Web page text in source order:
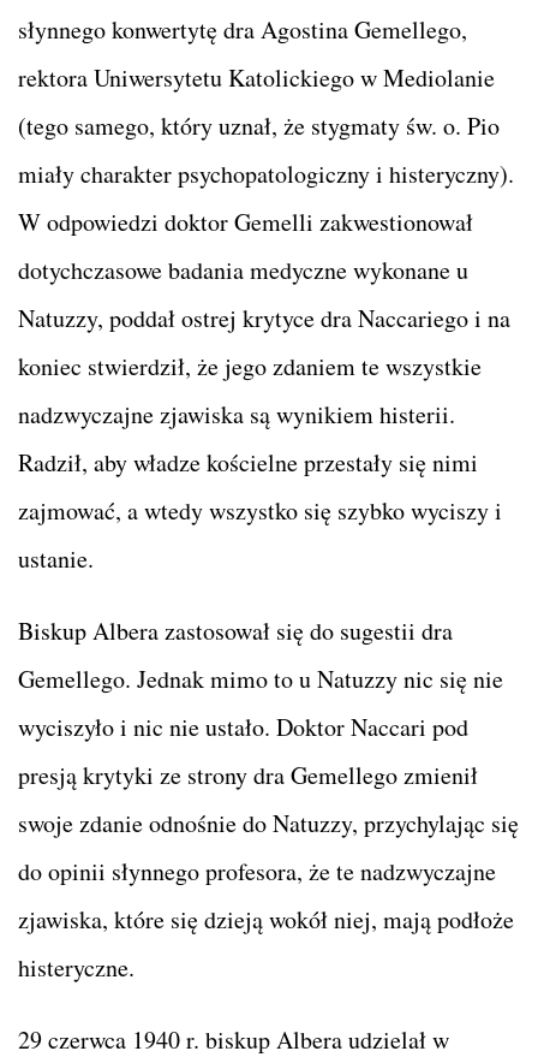
słynnego konwertytę dra Agostina Gemellego,
rektora Uniwersytetu Katolickiego w Mediolanie
(tego samego, który uznał, że stygmaty św. o. Pio
miały charakter psychopatologiczny i histeryczny).
W odpowiedzi doktor Gemelli zakwestionował
dotychczasowe badania medyczne wykonane u
Natuzzy, poddał ostrej krytyce dra Naccariego i na
koniec stwierdził, że jego zdaniem te wszystkie
nadzwyczajne zjawiska są wynikiem histerii.
Radził, aby władze kościelne przestały się nimi
zajmować, a wtedy wszystko się szybko wyciszy i
ustanie.
Biskup Albera zastosował się do sugestii dra
Gemellego. Jednak mimo to u Natuzzy nic się nie
wyciszyło i nic nie ustało. Doktor Naccari pod
presją krytyki ze strony dra Gemellego zmienił
swoje zdanie odnośnie do Natuzzy, przychylając się
do opinii słynnego profesora, że te nadzwyczajne
zjawiska, które się dzieją wokół niej, mają podłoże
histeryczne.
29 czerwca 1940 r. biskup Albera udzielał w